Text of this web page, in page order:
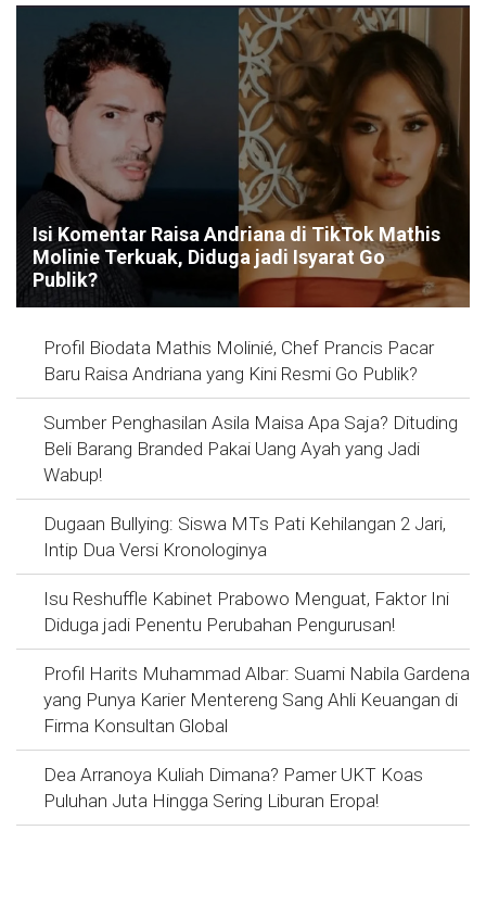
Isi Komentar Raisa Andriana di TikTok Mathis
Molinie Terkuak, Diduga jadi Isyarat Go
Publik?
Profil Biodata Mathis Molinié, Chef Prancis Pacar
Baru Raisa Andriana yang Kini Resmi Go Publik?
Sumber Penghasilan Asila Maisa Apa Saja? Dituding
Beli Barang Branded Pakai Uang Ayah yang Jadi
Wabup!
Dugaan Bullying: Siswa MTs Pati Kehilangan 2 Jari,
Intip Dua Versi Kronologinya
Isu Reshuffle Kabinet Prabowo Menguat, Faktor Ini
Diduga jadi Penentu Perubahan Pengurusan!
Profil Harits Muhammad Albar: Suami Nabila Gardena
yang Punya Karier Mentereng Sang Ahli Keuangan di
Firma Konsultan Global
Dea Arranoya Kuliah Dimana? Pamer UKT Koas
Puluhan Juta Hingga Sering Liburan Eropa!